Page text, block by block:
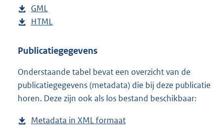
D
o
n
o
a
d
u
GML
e
t
n
d
s
r
D
w
l
o
a
p
HTML
s
a
n
d
g
Publicatiegegevens
Onderstaande tabel bevat een overzicht van de
publicatiegegevens (metadata) die bij deze publicatie
horen. Deze zijn ook als los bestand beschikbaar:
Metadata in XML formaat